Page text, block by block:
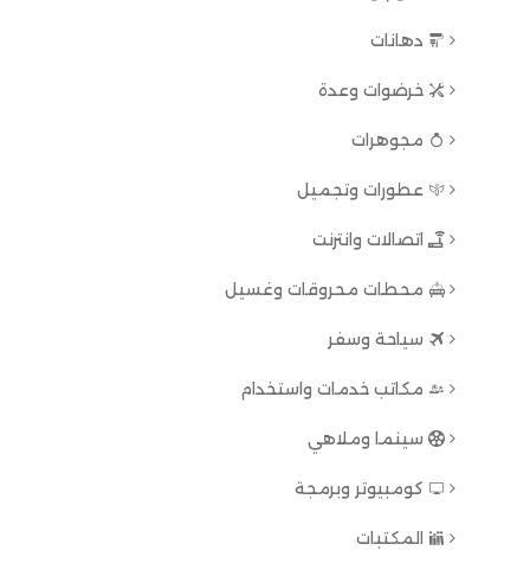
دهانات
خرضوات وعدة
مجوهرات
عطورات وتجميل
اتصالات وانترنت
محطات محروقات وغسيل
سياحة وسفر
مكاتب خدمات واستخدام
سينما وملاهي
كومبيوتر وبرمجة
المكتبات